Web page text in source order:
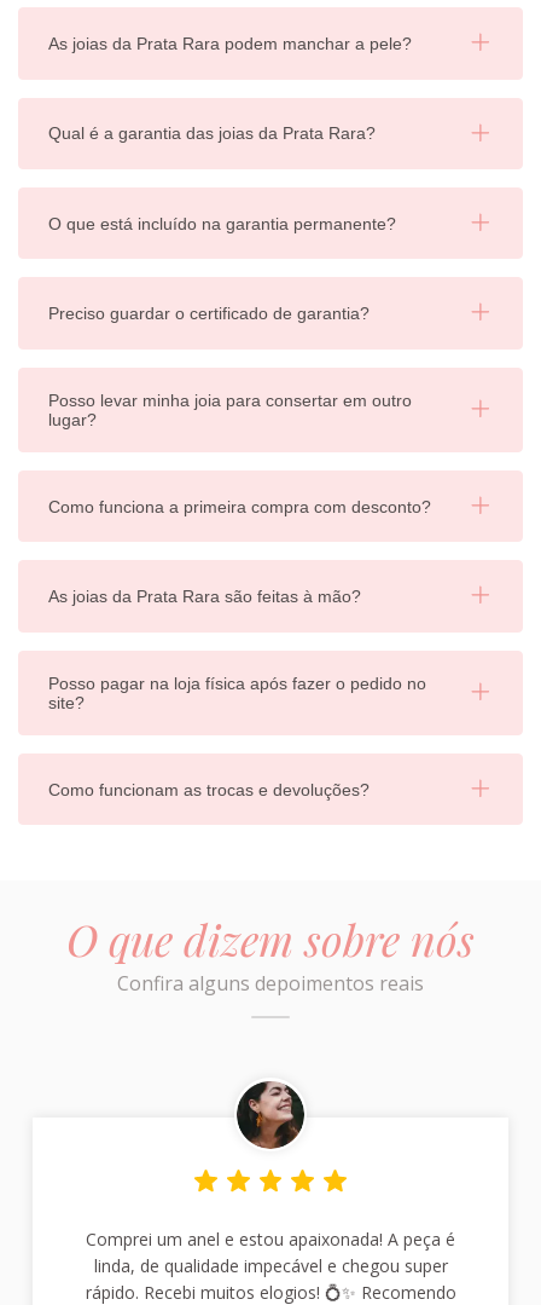
As joias da Prata Rara podem manchar a pele?
Qual é a garantia das joias da Prata Rara?
O que está incluído na garantia permanente?
Preciso guardar o certificado de garantia?
Posso levar minha joia para consertar em outro
lugar?
Como funciona a primeira compra com desconto?
As joias da Prata Rara são feitas à mão?
Posso pagar na loja física após fazer o pedido no
site?
Como funcionam as trocas e devoluções?
O que dizem sobre nós
Confira alguns depoimentos reais
Comprei um anel e estou apaixonada! A peça é
linda, de qualidade impecável e chegou super
rápido. Recebi muitos elogios! 💍✨ Recomendo